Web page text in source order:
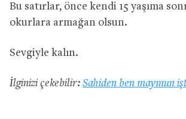
Bu satırlar, önce kendi 15 yaşıma
okurlara armağan olsun.
Sevgiyle kalın.
İlginizi çekebilir: Sahiden ben maymun